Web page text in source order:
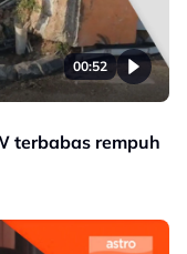
00:52
terbabas rempuh